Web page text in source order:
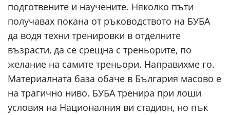
подготвените и научените. Няколко пъти
получавах покана от ръководството на БУБА
да водя техни тренировки в отделните
възрасти, да се срещна с треньорите, по
желание на самите треньори. Направихме го.
Материалната база обаче в България масово е
на трагично ниво. БУБА тренира при лоши
условия на Националния ви стадион, но пък